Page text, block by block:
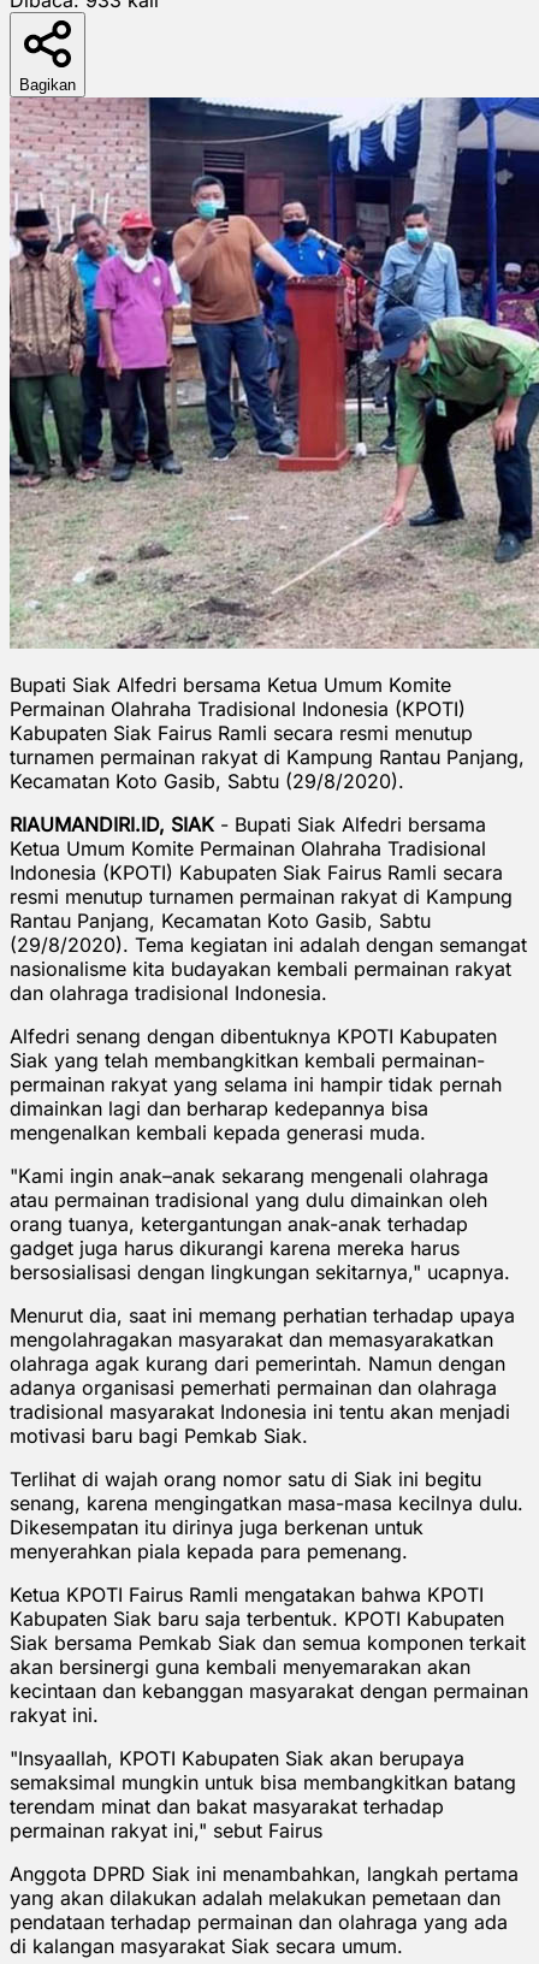
Bagikan
Bupati Siak Alfedri bersama Ketua Umum Komite
Permainan Olahraha Tradisional Indonesia (KPOTI)
Kabupaten Siak Fairus Ramli secara resmi menutup
turnamen permainan rakyat di Kampung Rantau Panjang,
Kecamatan Koto Gasib, Sabtu (29/8/2020).
RIAUMANDIRI.ID, SIAK - Bupati Siak Alfedri bersama
Ketua Umum Komite Permainan Olahraha Tradisional
Indonesia (KPOTI) Kabupaten Siak Fairus Ramli secara
resmi menutup turnamen permainan rakyat di Kampung
Rantau Panjang, Kecamatan Koto Gasib, Sabtu
(29/8/2020). Tema kegiatan ini adalah dengan semangat
nasionalisme kita budayakan kembali permainan rakyat
dan olahraga tradisional Indonesia.
Alfedri senang dengan dibentuknya KPOTI Kabupaten
Siak yang telah membangkitkan kembali permainan-
permainan rakyat yang selama ini hampir tidak pernah
dimainkan lagi dan berharap kedepannya bisa
mengenalkan kembali kepada generasi muda.
"Kami ingin anak–anak sekarang mengenali olahraga
atau permainan tradisional yang dulu dimainkan oleh
orang tuanya, ketergantungan anak-anak terhadap
gadget juga harus dikurangi karena mereka harus
bersosialisasi dengan lingkungan sekitarnya," ucapnya.
Menurut dia, saat ini memang perhatian terhadap upaya
mengolahragakan masyarakat dan memasyarakatkan
olahraga agak kurang dari pemerintah. Namun dengan
adanya organisasi pemerhati permainan dan olahraga
tradisional masyarakat Indonesia ini tentu akan menjadi
motivasi baru bagi Pemkab Siak.
Terlihat di wajah orang nomor satu di Siak ini begitu
senang, karena mengingatkan masa-masa kecilnya dulu.
Dikesempatan itu dirinya juga berkenan untuk
menyerahkan piala kepada para pemenang.
Ketua KPOTI Fairus Ramli mengatakan bahwa KPOTI
Kabupaten Siak baru saja terbentuk. KPOTI Kabupaten
Siak bersama Pemkab Siak dan semua komponen terkait
akan bersinergi guna kembali menyemarakan akan
kecintaan dan kebanggan masyarakat dengan permainan
rakyat ini.
"Insyaallah, KPOTI Kabupaten Siak akan berupaya
semaksimal mungkin untuk bisa membangkitkan batang
terendam minat dan bakat masyarakat terhadap
permainan rakyat ini," sebut Fairus
Anggota DPRD Siak ini menambahkan, langkah pertama
yang akan dilakukan adalah melakukan pemetaan dan
pendataan terhadap permainan dan olahraga yang ada
di kalangan masyarakat Siak secara umum.